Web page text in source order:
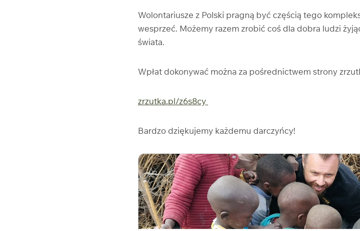
Wolontariusze z Polski pragną być częścią tego
wesprzeć. Możemy razem zrobić coś dla dobra ludzi
świata.
Wpłat dokonywać można za pośrednictwem strony
zrzutka.pl/z6s8cy
Bardzo dziękujemy każdemu darczyńcy!